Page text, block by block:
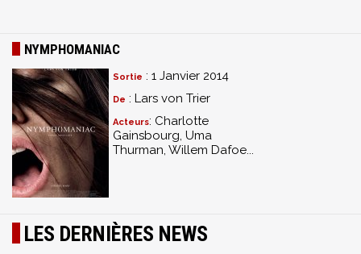
NYMPHOMANIAC
Sortie : 1 Janvier 2014
De : Lars von Trier
Acteurs: Charlotte
Gainsbourg, Uma
Thurman, Willem Dafoe...
LES DERNIÈRES NEWS